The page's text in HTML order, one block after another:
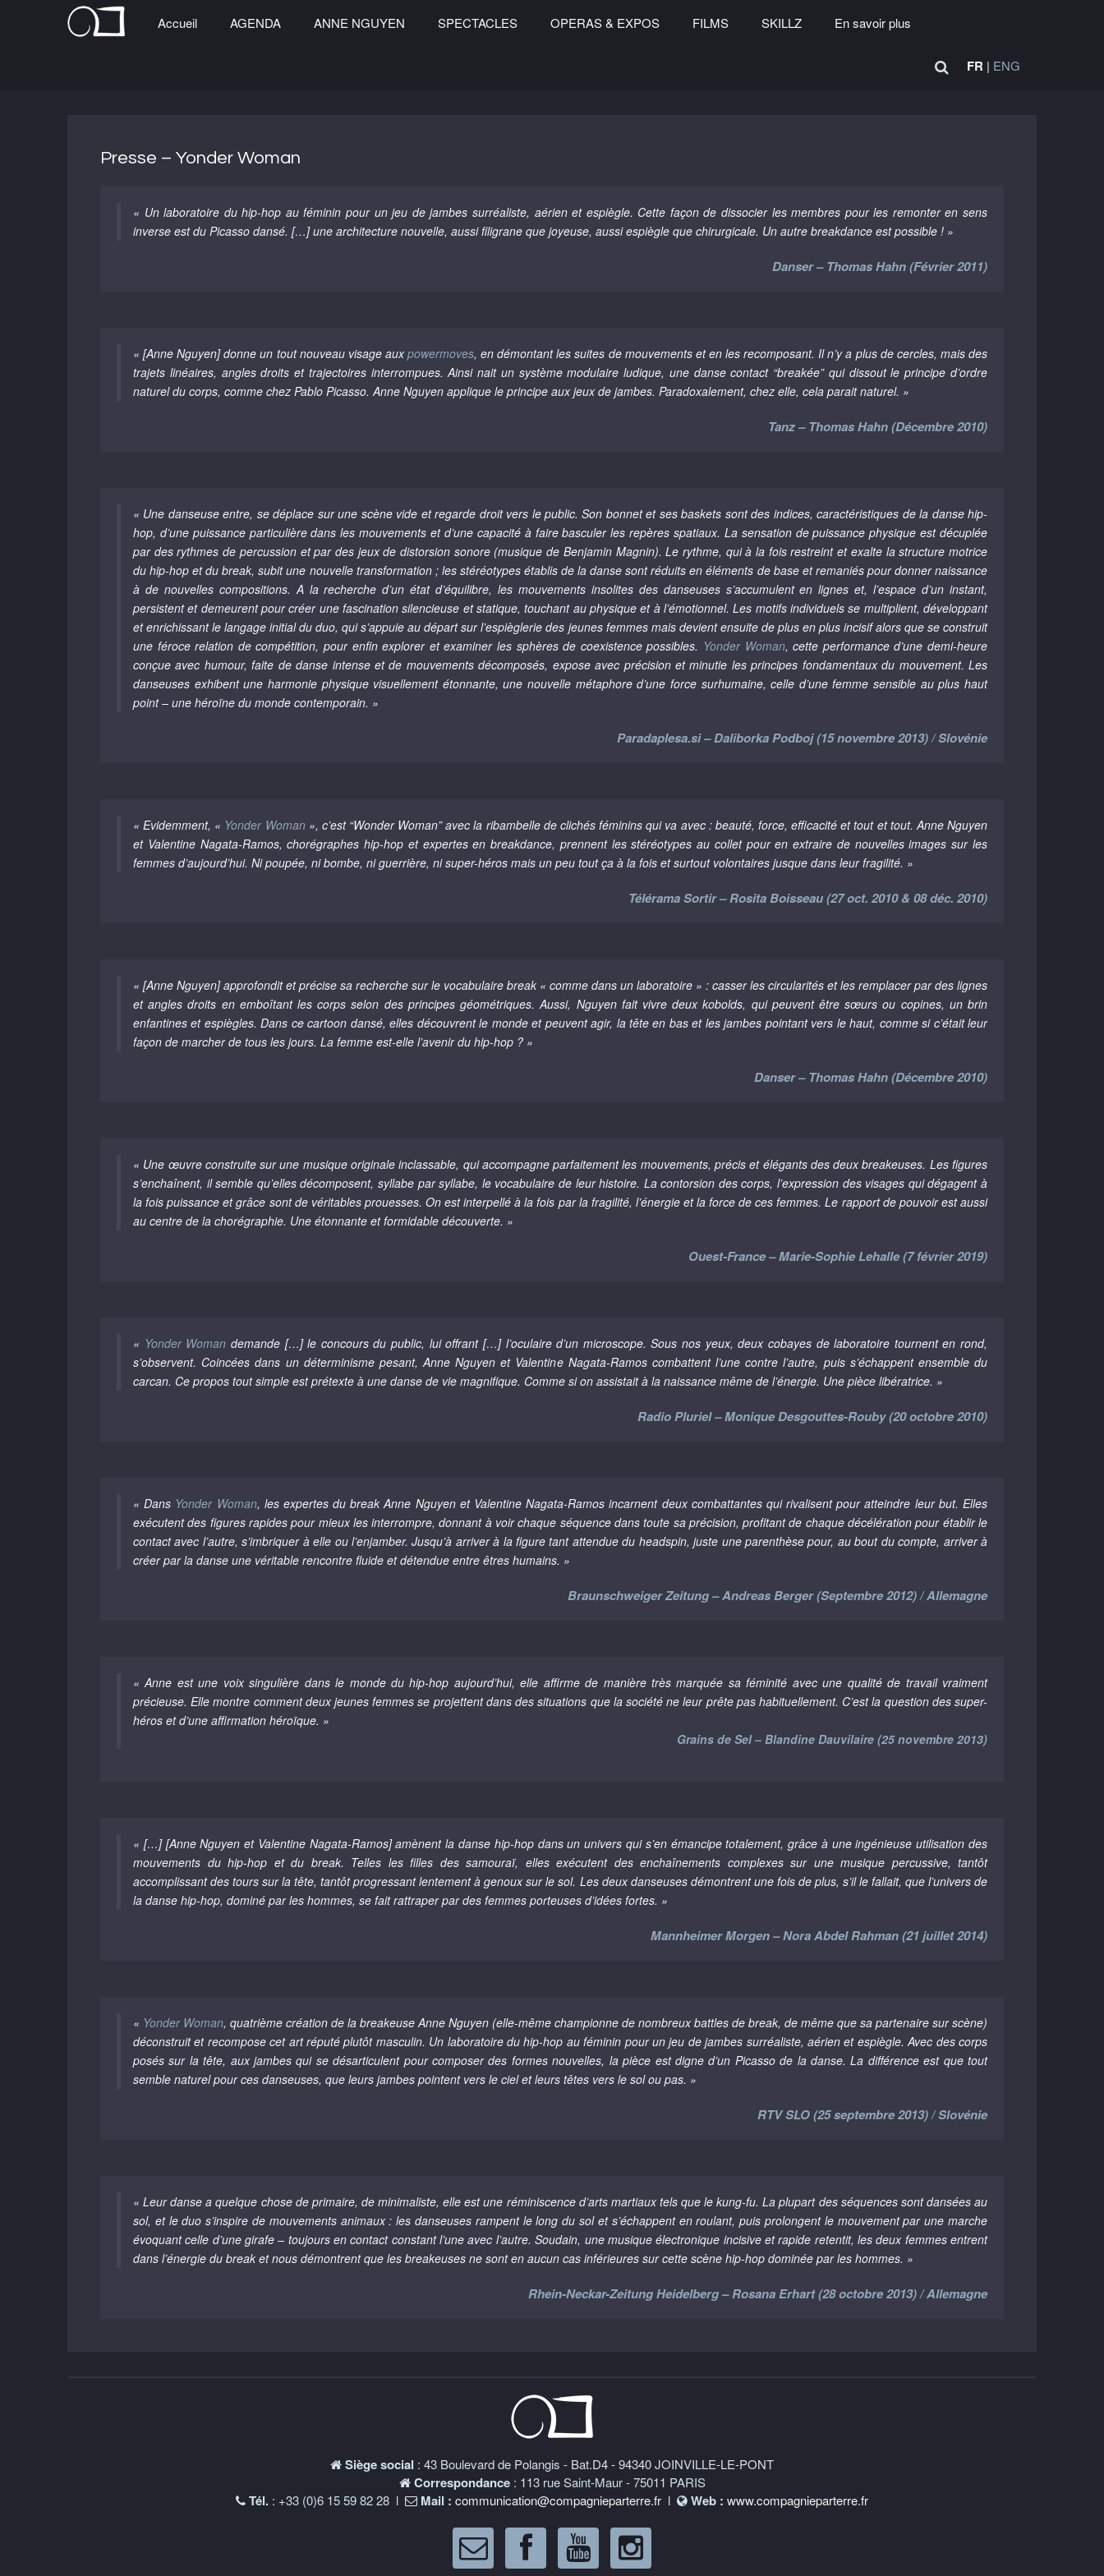
Accueil AGENDA ANNE NGUYEN SPECTACLES OPERAS & EXPOS FILMS SKILLZ En savoir plus
FR | ENG
Presse – Yonder Woman
« Un laboratoire du hip-hop au féminin pour un jeu de jambes surréaliste, aérien et espiègle. Cette façon de dissocier les membres pour les remonter en sens
inverse est du Picasso dansé. […] une architecture nouvelle, aussi filigrane que joyeuse, aussi espiègle que chirurgicale. Un autre breakdance est possible ! »
Danser – Thomas Hahn (Février 2011)
« [Anne Nguyen] donne un tout nouveau visage auxpowermoves, en démontant les suites de mouvements et en les recomposant. Il n’y a plus de cercles, mais des
trajets linéaires, angles droits et trajectoires interrompues. Ainsi nait un système modulaire ludique, une danse contact “breakée” qui dissout le principe d’ordre
naturel du corps, comme chez Pablo Picasso. Anne Nguyen applique le principe aux jeux de jambes. Paradoxalement, chez elle, cela parait naturel. »
Tanz – Thomas Hahn (Décembre 2010)
« Une danseuse entre, se déplace sur une scène vide et regarde droit vers le public. Son bonnet et ses baskets sont des indices, caractéristiques de la danse hip-
hop, d’une puissance particulière dans les mouvements et d’une capacité à faire basculer les repères spatiaux. La sensation de puissance physique est décuplée
par des rythmes de percussion et par des jeux de distorsion sonore (musique de Benjamin Magnin). Le rythme, qui à la fois restreint et exalte la structure motrice
du hip-hop et du break, subit une nouvelle transformation ; les stéréotypes établis de la danse sont réduits en éléments de base et remaniés pour donner naissance
à de nouvelles compositions. A la recherche d’un état d’équilibre, les mouvements insolites des danseuses s’accumulent en lignes et, l’espace d’un instant,
persistent et demeurent pour créer une fascination silencieuse et statique, touchant au physique et à l’émotionnel. Les motifs individuels se multiplient, développant
et enrichissant le langage initial du duo, qui s’appuie au départ sur l’espièglerie des jeunes femmes mais devient ensuite de plus en plus incisif alors que se construit
une féroce relation de compétition, pour enfin explorer et examiner les sphères de coexistence possibles. Yonder Woman, cette performance d’une demi-heure
conçue avec humour, faite de danse intense et de mouvements décomposés, expose avec précision et minutie les principes fondamentaux du mouvement. Les
danseuses exhibent une harmonie physique visuellement étonnante, une nouvelle métaphore d’une force surhumaine, celle d’une femme sensible au plus haut
point – une héroïne du monde contemporain. »
Paradaplesa.si – Daliborka Podboj (15 novembre 2013) / Slovénie
« Evidemment, « Yonder Woman», c’est “Wonder Woman” avec la ribambelle de clichés féminins qui va avec : beauté, force, efficacité et tout et tout. Anne Nguyen
et Valentine Nagata-Ramos, chorégraphes hip-hop et expertes en breakdance, prennent les stéréotypes au collet pour en extraire de nouvelles images sur les
femmes d’aujourd’hui. Ni poupée, ni bombe, ni guerrière, ni super-héros mais un peu tout ça à la fois et surtout volontaires jusque dans leur fragilité. »
Télérama Sortir – Rosita Boisseau (27 oct. 2010 & 08 déc. 2010)
« [Anne Nguyen] approfondit et précise sa recherche sur le vocabulaire break « comme dans un laboratoire » : casser les circularités et les remplacer par des lignes
et angles droits en emboîtant les corps selon des principes géométriques. Aussi, Nguyen fait vivre deux kobolds, qui peuvent être sœurs ou copines, un brin
enfantines et espiègles. Dans ce cartoon dansé, elles découvrent le monde et peuvent agir, la tête en bas et les jambes pointant vers le haut, comme si c’était leur
façon de marcher de tous les jours. La femme est-elle l’avenir du hip-hop ? »
Danser – Thomas Hahn (Décembre 2010)
« Une œuvre construite sur une musique originale inclassable, qui accompagne parfaitement les mouvements, précis et élégants des deux breakeuses. Les figures
s’enchaînent, il semble qu’elles décomposent, syllabe par syllabe, le vocabulaire de leur histoire. La contorsion des corps, l’expression des visages qui dégagent à
la fois puissance et grâce sont de véritables prouesses. On est interpellé à la fois par la fragilité, l’énergie et la force de ces femmes. Le rapport de pouvoir est aussi
au centre de la chorégraphie. Une étonnante et formidable découverte. »
Ouest-France – Marie-Sophie Lehalle (7 février 2019)
« Yonder Woman demande […] le concours du public, lui offrant […] l’oculaire d’un microscope. Sous nos yeux, deux cobayes de laboratoire tournent en rond,
s’observent. Coincées dans un déterminisme pesant, Anne Nguyen et Valentine Nagata-Ramos combattent l’une contre l’autre, puis s’échappent ensemble du
carcan. Ce propos tout simple est prétexte à une danse de vie magnifique. Comme si on assistait à la naissance même de l’énergie. Une pièce libératrice. »
Radio Pluriel – Monique Desgouttes-Rouby (20 octobre 2010)
« Dans Yonder Woman, les expertes du break Anne Nguyen et Valentine Nagata-Ramos incarnent deux combattantes qui rivalisent pour atteindre leur but. Elles
exécutent des figures rapides pour mieux les interrompre, donnant à voir chaque séquence dans toute sa précision, profitant de chaque décélération pour établir le
contact avec l’autre, s’imbriquer à elle ou l’enjamber. Jusqu’à arriver à la figure tant attendue du headspin, juste une parenthèse pour, au bout du compte, arriver à
créer par la danse une véritable rencontre fluide et détendue entre êtres humains. »
Braunschweiger Zeitung – Andreas Berger (Septembre 2012) / Allemagne
« Anne est une voix singulière dans le monde du hip-hop aujourd’hui, elle affirme de manière très marquée sa féminité avec une qualité de travail vraiment
précieuse. Elle montre comment deux jeunes femmes se projettent dans des situations que la société ne leur prête pas habituellement. C’est la question des super-
héros et d’une affirmation héroïque. »
Grains de Sel – Blandine Dauvilaire (25 novembre 2013)
« […] [Anne Nguyen et Valentine Nagata-Ramos] amènent la danse hip-hop dans un univers qui s’en émancipe totalement, grâce à une ingénieuse utilisation des
mouvements du hip-hop et du break. Telles les filles des samouraï, elles exécutent des enchaînements complexes sur une musique percussive, tantôt
accomplissant des tours sur la tête, tantôt progressant lentement à genoux sur le sol. Les deux danseuses démontrent une fois de plus, s’il le fallait, que l’univers de
la danse hip-hop, dominé par les hommes, se fait rattraper par des femmes porteuses d’idées fortes. »
Mannheimer Morgen – Nora Abdel Rahman (21 juillet 2014)
« Yonder Woman, quatrième création de la breakeuse Anne Nguyen (elle-même championne de nombreux battles de break, de même que sa partenaire sur scène)
déconstruit et recompose cet art réputé plutôt masculin. Un laboratoire du hip-hop au féminin pour un jeu de jambes surréaliste, aérien et espiègle. Avec des corps
posés sur la tête, aux jambes qui se désarticulent pour composer des formes nouvelles, la pièce est digne d’un Picasso de la danse. La différence est que tout
semble naturel pour ces danseuses, que leurs jambes pointent vers le ciel et leurs têtes vers le sol ou pas. »
RTV SLO (25 septembre 2013) / Slovénie
« Leur danse a quelque chose de primaire, de minimaliste, elle est une réminiscence d’arts martiaux tels que le kung-fu. La plupart des séquences sont dansées au
sol, et le duo s’inspire de mouvements animaux : les danseuses rampent le long du sol et s’échappent en roulant, puis prolongent le mouvement par une marche
évoquant celle d’une girafe – toujours en contact constant l’une avec l’autre. Soudain, une musique électronique incisive et rapide retentit, les deux femmes entrent
dans l’énergie du break et nous démontrent que les breakeuses ne sont en aucun cas inférieures sur cette scène hip-hop dominée par les hommes. »
Rhein-Neckar-Zeitung Heidelberg – Rosana Erhart (28 octobre 2013) / Allemagne
Siège social : 43 Boulevard de Polangis - Bat.D4 - 94340 JOINVILLE-LE-PONT
Correspondance: 113 rue Saint-Maur - 75011 PARIS
Tél. : +33 (0)6 15 59 82 28 l Mail : communication@compagnieparterre.fr l Web : www.compagnieparterre.fr